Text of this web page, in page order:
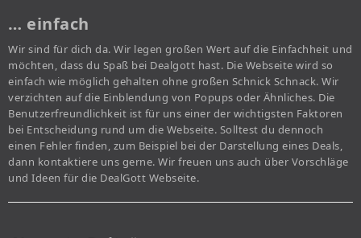
… einfach
Wir sind für dich da. Wir legen großen Wert auf die Einfachheit und
möchten, dass du Spaß bei Dealgott hast. Die Webseite wird so
einfach wie möglich gehalten ohne großen Schnick Schnack. Wir
verzichten auf die Einblendung von Popups oder Ähnliches. Die
Benutzerfreundlichkeit ist für uns einer der wichtigsten Faktoren
bei Entscheidung rund um die Webseite. Solltest du dennoch
einen Fehler finden, zum Beispiel bei der Darstellung eines Deals,
dann kontaktiere uns gerne. Wir freuen uns auch über Vorschläge
und Ideen für die DealGott Webseite.